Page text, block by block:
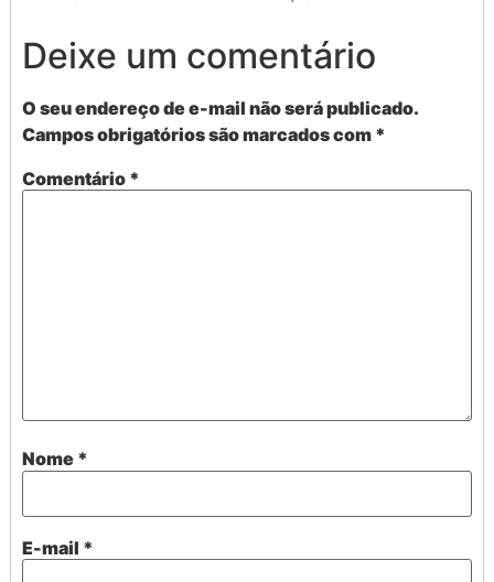
Deixe um comentário
O seu endereço de e-mail não será publicado.
Campos obrigatórios são marcados com *
Comentário *
Nome *
E-mail *